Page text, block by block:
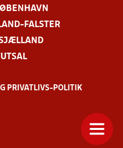
FALSTER
PRIVATLIVS-POLITIK